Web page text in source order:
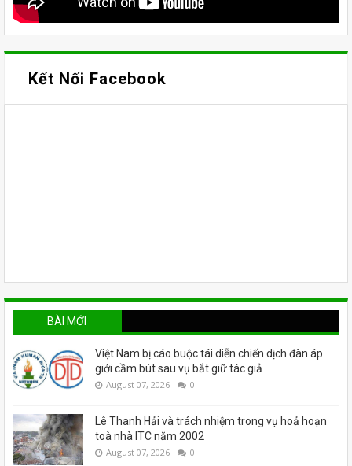
Kết Nối Facebook
BÀI MỚI
Việt Nam bị cáo buộc tái diễn chiến dịch đàn áp
giới cầm bút sau vụ bắt giữ tác giả
August 07, 2026 0
Lê Thanh Hải và trách nhiệm trong vụ hoả hoạn
toà nhà ITC năm 2002
August 07, 2026 0